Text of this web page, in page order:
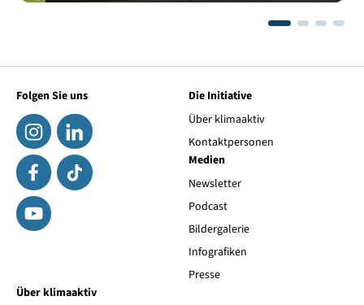
Folgen Sie uns
Die Initiative
Über klimaaktiv
Kontaktpersonen
Medien
Newsletter
Podcast
Bildergalerie
Infografiken
Presse
Über klimaaktiv